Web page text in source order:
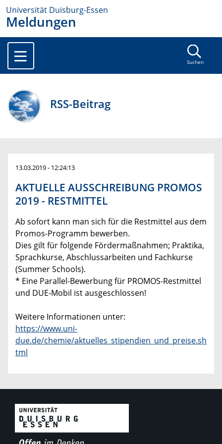
Universität Duisburg-Essen
Meldungen
Suchen
RSS-Beitrag
13.03.2019 - 12:24:13
AKTUELLE AUSSCHREIBUNG PROMOS
2019 - RESTMITTEL
Ab sofort kann man sich für die Restmittel aus dem
Promos-Programm bewerben.
Dies gilt für folgende Fördermaßnahmen; Praktika,
Sprachkurse, Abschlussarbeiten und Fachkurse
(Summer Schools).
* Eine Parallel-Bewerbung für PROMOS-Restmittel
und DUE-Mobil ist ausgeschlossen!
Weitere Informationen unter:
https://www.uni-
due.de/chemie/aktuelles_stipendien_und_preise.sh
tml